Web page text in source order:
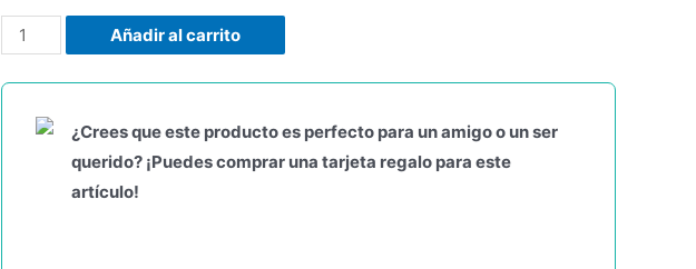
Añadir al carrito
¿Crees que este producto es perfecto para un amigo o un ser
querido? ¡Puedes comprar una tarjeta regalo para este
artículo!